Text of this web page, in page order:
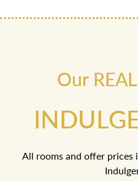
Our
All rooms and offer prices